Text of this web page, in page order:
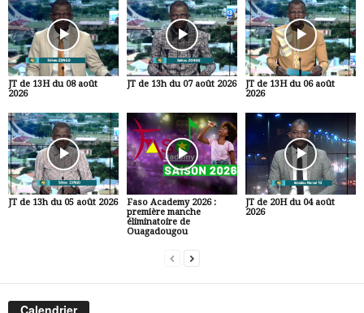
JT de 13H du 08 août
2026
JT de 13h du 07 août 2026
JT de 13H du 06 août
2026
JT de 13h du 05 août 2026
Faso Academy 2026 :
première manche
éliminatoire de
Ouagadougou
JT de 20H du 04 août
2026
Calendrier